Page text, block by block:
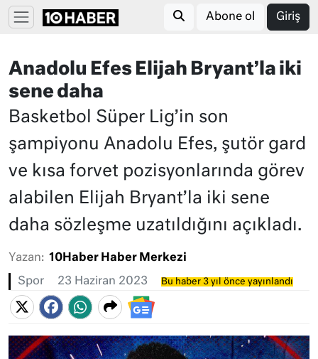
Abone ol Giriş
Anadolu Efes Elijah Bryant’la iki
sene daha
Basketbol Süper Lig’in son
şampiyonu Anadolu Efes, şutör gard
ve kısa forvet pozisyonlarında görev
alabilen Elijah Bryant’la iki sene
daha sözleşme uzatıldığını açıkladı.
Yazan: 10Haber Haber Merkezi
Spor 23 Haziran 2023 Bu haber 3 yıl önce yayınlandı